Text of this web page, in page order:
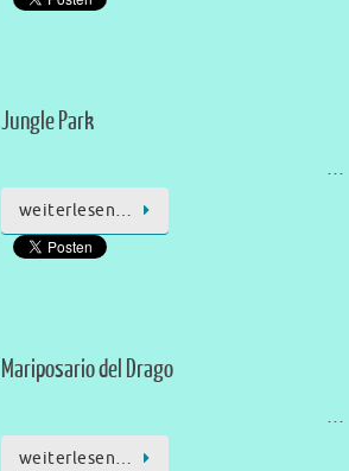
Jungle Park
…
weiterlesen…
Mariposario del Drago
…
weiterlesen…